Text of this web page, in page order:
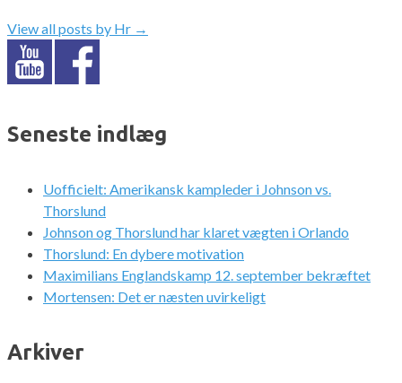
View all posts by Hr →
Seneste indlæg
Uofficielt: Amerikansk kampleder i Johnson vs.
Thorslund
Johnson og Thorslund har klaret vægten i Orlando
Thorslund: En dybere motivation
Maximilians Englandskamp 12. september bekræftet
Mortensen: Det er næsten uvirkeligt
Arkiver